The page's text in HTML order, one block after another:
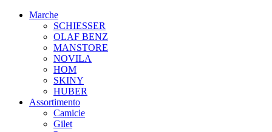
Marche
SCHIESSER
OLAF BENZ
MANSTORE
NOVILA
HOM
SKINY
HUBER
Assortimento
Camicie
Gilet